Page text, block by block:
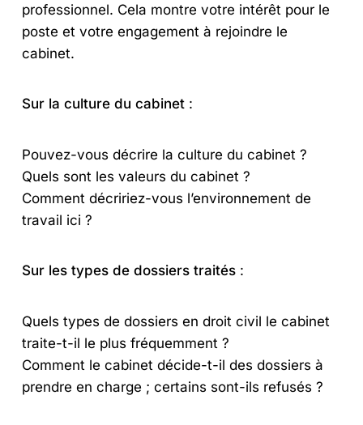
professionnel. Cela montre votre intérêt pour le
poste et votre engagement à rejoindre le
cabinet.
Sur la culture du cabinet:
Pouvez-vous décrire la culture du cabinet ?
Quels sont les valeurs du cabinet ?
Comment décririez-vous l’environnement de
travail ici ?
Sur les types de dossiers traités:
Quels types de dossiers en droit civil le cabinet
traite-t-il le plus fréquemment ?
Comment le cabinet décide-t-il des dossiers à
prendre en charge ; certains sont-ils refusés ?